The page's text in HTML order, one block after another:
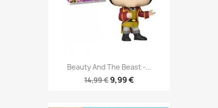
Beauty And The Beast -...
14,99 € 9,99 €